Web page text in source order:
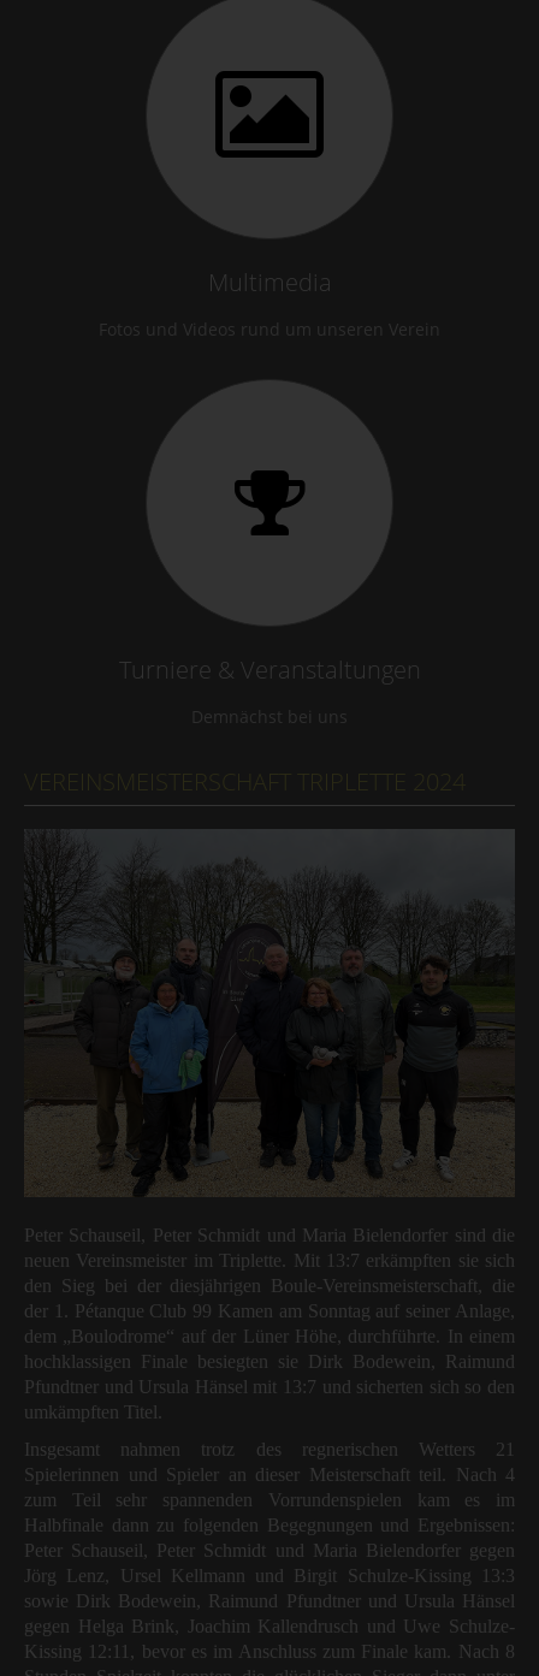
Multimedia
Fotos und Videos rund um unseren Verein
Turniere & Veranstaltungen
Demnächst bei uns
Peter Schauseil, Peter Schmidt und Maria Bielendorfer sind die
neuen Vereinsmeister im Triplette. Mit 13:7 erkämpften sie sich
den Sieg bei der diesjährigen Boule-Vereinsmeisterschaft, die
der 1. Pétanque Club 99 Kamen am Sonntag auf seiner Anlage,
dem „Boulodrome“ auf der Lüner Höhe, durchführte. In einem
hochklassigen Finale besiegten sie Dirk Bodewein, Raimund
Pfundtner und Ursula Hänsel mit 13:7 und sicherten sich so den
umkämpften Titel.
Insgesamt nahmen trotz des regnerischen Wetters 21
Spielerinnen und Spieler an dieser Meisterschaft teil. Nach 4
zum Teil sehr spannenden Vorrundenspielen kam es im
Halbfinale dann zu folgenden Begegnungen und Ergebnissen:
Peter Schauseil, Peter Schmidt und Maria Bielendorfer gegen
Jörg Lenz, Ursel Kellmann und Birgit Schulze-Kissing 13:3
sowie Dirk Bodewein, Raimund Pfundtner und Ursula Hänsel
gegen Helga Brink, Joachim Kallendrusch und Uwe Schulze-
Kissing 12:11, bevor es im Anschluss zum Finale kam. Nach 8